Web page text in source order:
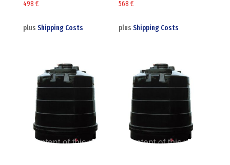
498 €
plus Shipping Costs
568€
plusShipping Costs